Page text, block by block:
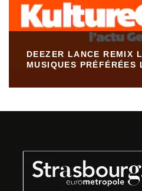
DEEZER LANCE REMIX
MUSIQUES PRÉFÉRÉES